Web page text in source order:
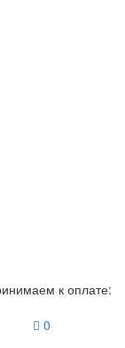
к оплате:
0